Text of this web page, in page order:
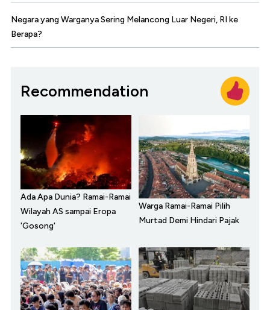
Negara yang Warganya Sering Melancong Luar Negeri, RI ke
Berapa?
Recommendation
Ada Apa Dunia? Ramai-Ramai
Wilayah AS sampai Eropa
'Gosong'
Warga Ramai-Ramai Pilih
Murtad Demi Hindari Pajak